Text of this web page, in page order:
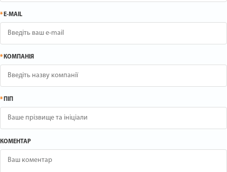
* E-MAIL
* КОМПАНІЯ
* ПІП
КОМЕНТАР